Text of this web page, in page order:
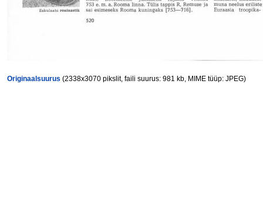
Originaalsuurus (2338x3070 pikslit, faili suurus: 981 kb, MIME tüüp: JPEG)